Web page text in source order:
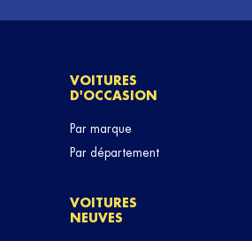
VOITURES
D'OCCASION
Par marque
Par département
VOITURES
NEUVES